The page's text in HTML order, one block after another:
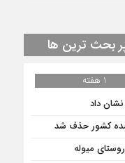
بحث ترین ها
1 هفته
داد
کشور حذف شد
میوله